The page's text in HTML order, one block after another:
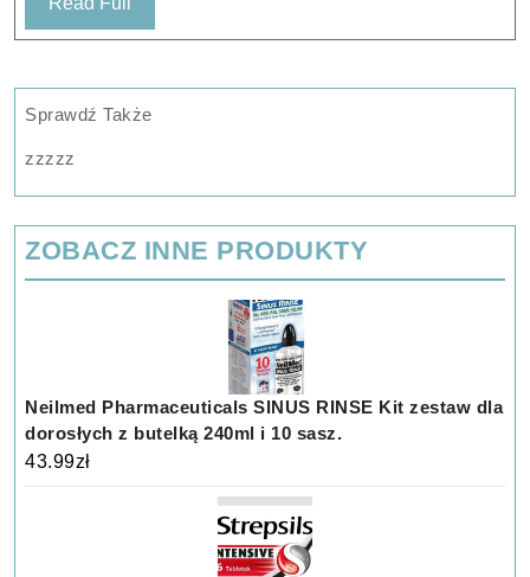
Full
Sprawdź Także
zzzzz
ZOBACZ INNE PRODUKTY
Neilmed Pharmaceuticals SINUS RINSE Kit zestaw dla
dorosłych z butelką 240ml i 10 sasz.
43.99zł